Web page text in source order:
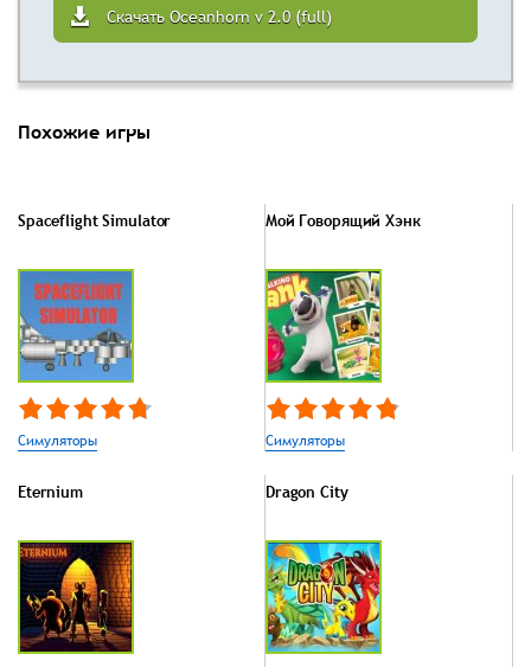
Скачать Oceanhorn v 2.0 (full)
Похожие игры
Spaceflight Simulator
Симуляторы
Мой Говорящий Хэнк
Симуляторы
Eternium Dragon City